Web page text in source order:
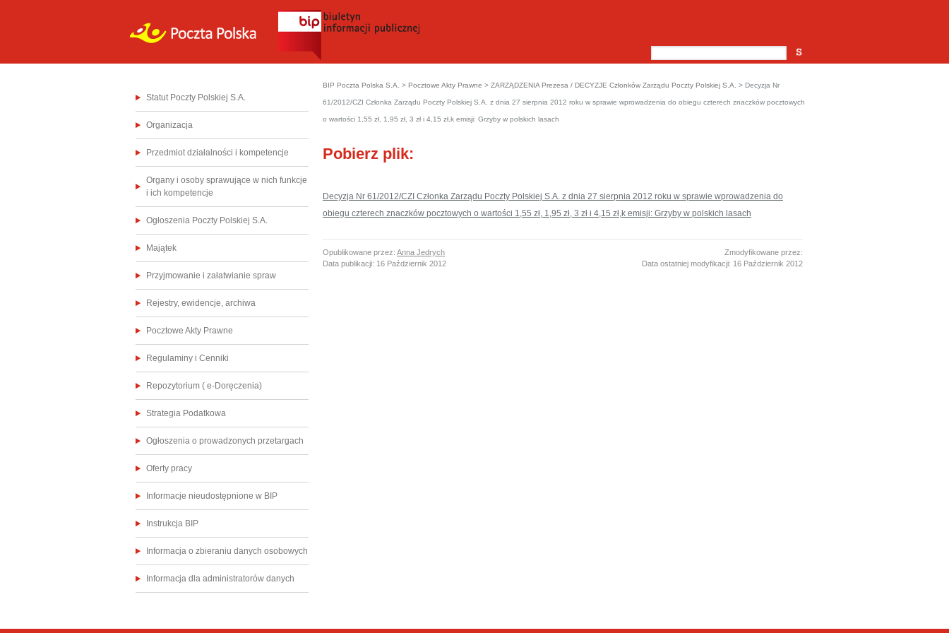
BIP Poczta Polska S.A. > Pocztowe Akty Prawne > ZARZĄDZENIA Prezesa / DECYZJE Członków Zarządu Poczty Polskiej S.A. > Decyzja Nr
61/2012/CZI Członka Zarządu Poczty Polskiej S.A. z dnia 27 sierpnia 2012 roku w sprawie wprowadzenia do obiegu czterech znaczków pocztowych
o wartości 1,55 zł, 1,95 zł, 3 zł i 4,15 zł,k emisji: Grzyby w polskich lasach
Pobierz plik:
Decyzja Nr 61/2012/CZI Członka Zarządu Poczty Polskiej S.A. z dnia 27 sierpnia 2012 roku w sprawie wprowadzenia do
obiegu czterech znaczków pocztowych o wartości 1,55 zł, 1,95 zł, 3 zł i 4,15 zł,k emisji: Grzyby w polskich lasach
Opublikowane przez: Anna Jedrych
Data publikacji: 16 Październik 2012
Zmodyfikowane przez:
Data ostatniej modyfikacji: 16 Październik 2012
Statut Poczty Polskiej S.A.
Organizacja
Przedmiot działalności i kompetencje
Organy i osoby sprawujące w nich funkcje
i ich kompetencje
Ogłoszenia Poczty Polskiej S.A.
Majątek
Przyjmowanie i załatwianie spraw
Rejestry, ewidencje, archiwa
Pocztowe Akty Prawne
Regulaminy i Cenniki
Repozytorium ( e-Doręczenia)
Strategia Podatkowa
Ogłoszenia o prowadzonych przetargach
Oferty pracy
Informacje nieudostępnione w BIP
Instrukcja BIP
Informacja o zbieraniu danych osobowych
Informacja dla administratorów danych